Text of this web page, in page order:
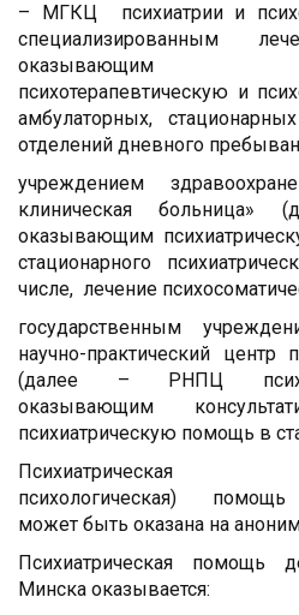
– МГКЦ психиатрии и
специализированным
оказывающим
психотерапевтическую и
амбулаторных,
отделений дневного
учреждением
клиническая
оказывающим
стационарного
числе, лечение
государственным
научно-практический центр
(далее – РНПЦ
оказывающим
психиатрическую помощь в
Психиатрическая
психологическая) помощь
может быть оказана на
Психиатрическая помощь
Минска оказывается: